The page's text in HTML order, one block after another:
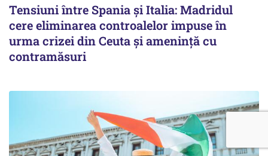
Tensiuni între Spania și Italia: Madridul
cere eliminarea controalelor impuse în
urma crizei din Ceuta și amenință cu
contramăsuri